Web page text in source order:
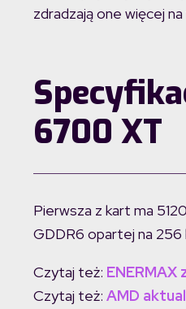
zdradzają one więcej
6700 XT
Pierwsza z kart ma
GDDR6 opartej na
Czytaj też:
Czytaj też: AMD